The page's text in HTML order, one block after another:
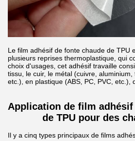
Le film adhésif de fonte chaude de TPU
plusieurs reprises thermoplastique, qui
choix d'usages, cet adhésif travaille
tissu, le cuir, le métal (cuivre, aluminium,
etc.), en plastique (ABS, PC, PVC, etc.),
Application de film
de TPU pour des
Il y a cinq types principaux de films